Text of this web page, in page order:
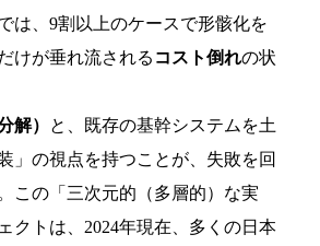
は、9割以上のケースで形骸化を
けが垂れ流される コスト倒れの状
解）
と、既存の基幹システムを土
」の視点を持つことが、失敗を回
この「三次元的（多層的）な実
クトは、2024年現在、多くの日本